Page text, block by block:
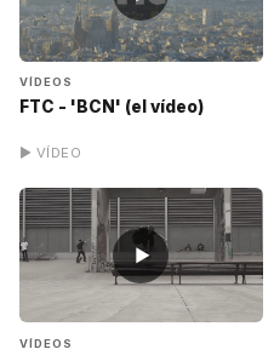
VÍDEOS
FTC - 'BCN' (el vídeo)
▶ VÍDEO
▶
VÍDEOS